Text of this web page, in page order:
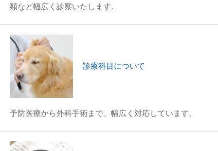
類など幅広く診察いたします。
診療科目について
予防医療から外科手術まで、幅広く対応しています。